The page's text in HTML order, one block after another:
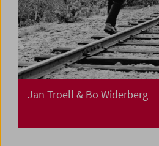
Jan Troell & Bo Widerberg